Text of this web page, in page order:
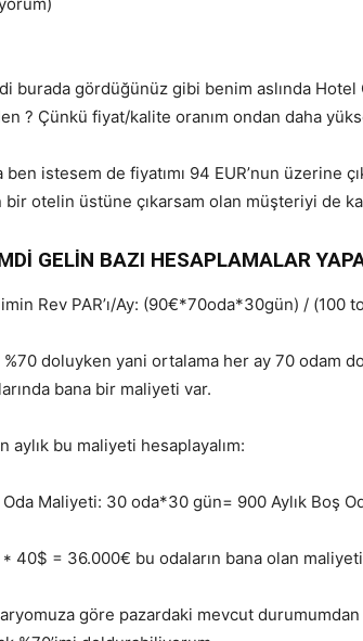
burada gördüğünüz gibi benim aslında Hotel
? Çünkü fiyat/kalite oranım ondan daha
ben istesem de fiyatımı 94 EUR’nun üzerine
bir otelin üstüne çıkarsam olan müşteriyi de
GELİN BAZI HESAPLAMALAR
Rev PAR’ı/Ay: (90€*70oda*30gün) / (100
%70 doluyken yani ortalama her ay 70 odam
bana bir maliyeti var.
aylık bu maliyeti hesaplayalım:
Oda Maliyeti: 30 oda*30 gün= 900 Aylık Boş
* 40$ = 36.000€ bu odaların bana olan
göre pazardaki mevcut durumumdan